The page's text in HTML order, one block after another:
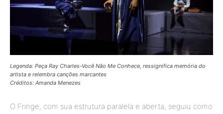
Legenda: Peça Ray Charles-Você Não Me Conhece, ressignifica memória do
artista e relembra canções marcantes
Créditos: Amanda Menezes
O Fringe, com sua estrutura paralela e aberta, seguiu como